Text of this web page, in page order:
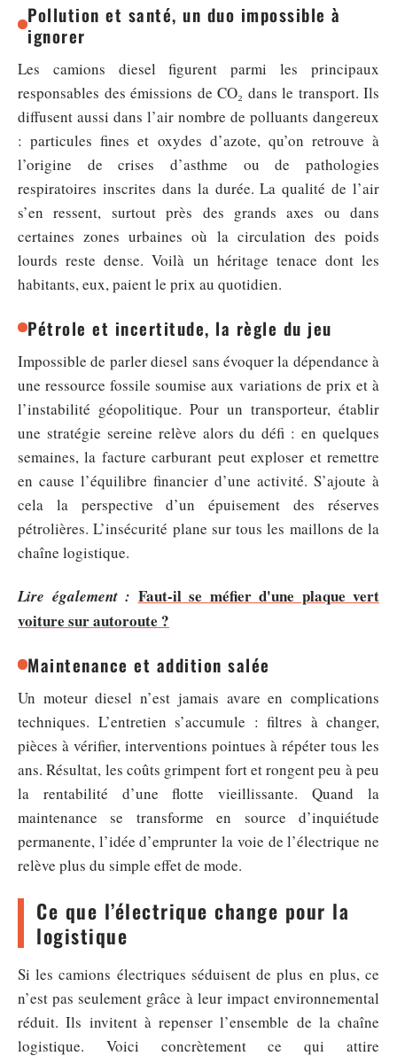
Pollution et santé, un duo impossible à
ignorer
Les camions diesel figurent parmi les principaux
responsables des émissions de CO₂ dans le transport. Ils
diffusent aussi dans l’air nombre de polluants dangereux
: particules fines et oxydes d’azote, qu’on retrouve à
l’origine de crises d’asthme ou de pathologies
respiratoires inscrites dans la durée. La qualité de l’air
s’en ressent, surtout près des grands axes ou dans
certaines zones urbaines où la circulation des poids
lourds reste dense. Voilà un héritage tenace dont les
habitants, eux, paient le prix au quotidien.
Pétrole et incertitude, la règle du jeu
Impossible de parler diesel sans évoquer la dépendance à
une ressource fossile soumise aux variations de prix et à
l’instabilité géopolitique. Pour un transporteur, établir
une stratégie sereine relève alors du défi : en quelques
semaines, la facture carburant peut exploser et remettre
en cause l’équilibre financier d’une activité. S’ajoute à
cela la perspective d’un épuisement des réserves
pétrolières. L’insécurité plane sur tous les maillons de la
chaîne logistique.
Lire également : Faut-il se méfier d'une plaque vert
voiture sur autoroute ?
Maintenance et addition salée
Un moteur diesel n’est jamais avare en complications
techniques. L’entretien s’accumule : filtres à changer,
pièces à vérifier, interventions pointues à répéter tous les
ans. Résultat, les coûts grimpent fort et rongent peu à peu
la rentabilité d’une flotte vieillissante. Quand la
maintenance se transforme en source d’inquiétude
permanente, l’idée d’emprunter la voie de l’électrique ne
relève plus du simple effet de mode.
Ce que l’électrique change pour la
logistique
Si les camions électriques séduisent de plus en plus, ce
n’est pas seulement grâce à leur impact environnemental
réduit. Ils invitent à repenser l’ensemble de la chaîne
logistique. Voici concrètement ce qui attire